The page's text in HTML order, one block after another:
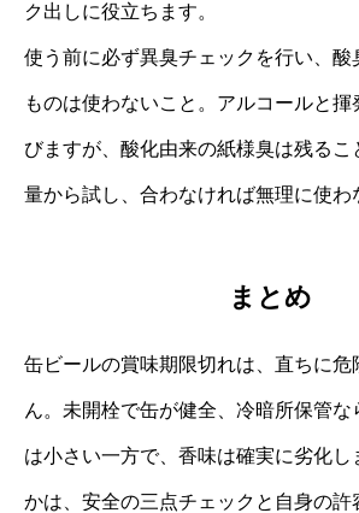
ク出しに役立ちます。
使う前に必ず異臭チェックを行い、酸
ものは使わないこと。アルコールと
びますが、酸化由来の紙様臭は残るこ
量から試し、合わなければ無理に使わ
まとめ
缶ビールの賞味期限切れは、直ちに危
ん。未開栓で缶が健全、冷暗所保管な
は小さい一方で、香味は確実に劣化し
かは、安全の三点チェックと自身の許